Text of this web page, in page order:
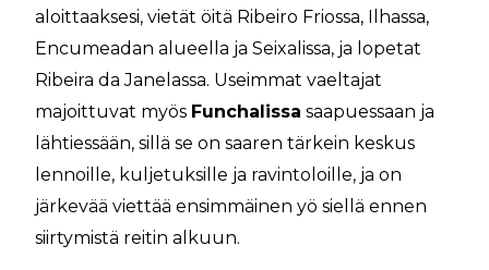
aloittaaksesi, vietät öitä Ribeiro Friossa, Ilhassa,
Encumeadan alueella ja Seixalissa, ja lopetat
Ribeira da Janelassa. Useimmat vaeltajat
majoittuvat myös Funchalissa saapuessaan ja
lähtiessään, sillä se on saaren tärkein keskus
lennoille, kuljetuksille ja ravintoloille, ja on
järkevää viettää ensimmäinen yö siellä ennen
siirtymistä reitin alkuun.